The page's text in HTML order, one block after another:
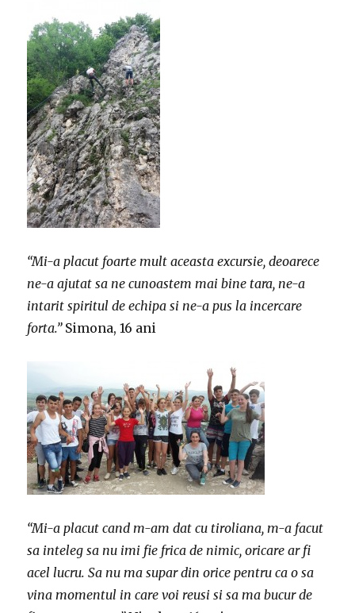
“Mi-a placut foarte mult aceasta excursie, deoarece
ne-a ajutat sa ne cunoastem mai bine tara, ne-a
intarit spiritul de echipa si ne-a pus la incercare
forta.”Simona, 16 ani
“Mi-a placut cand m-am dat cu tiroliana, m-a facut
sa inteleg sa nu imi fie frica de nimic, oricare ar fi
acel lucru. Sa nu ma supar din orice pentru ca o sa
vina momentul in care voi reusi si sa ma bucur de